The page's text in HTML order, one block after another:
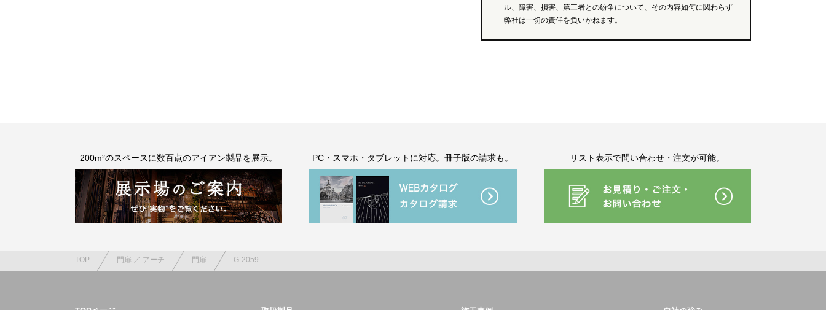
ル、障害、損害、第三者との紛争について、その内容如何に関わらず
弊社は一切の責任を負いかねます。
200m²のスペースに数百点のアイアン製品を展示。 PC・スマホ・タブレットに対応。冊子版の請求も。 リスト表示で問い合わせ・注文が可能。
TOP 門扉 ／ アーチ 門扉 G-2059